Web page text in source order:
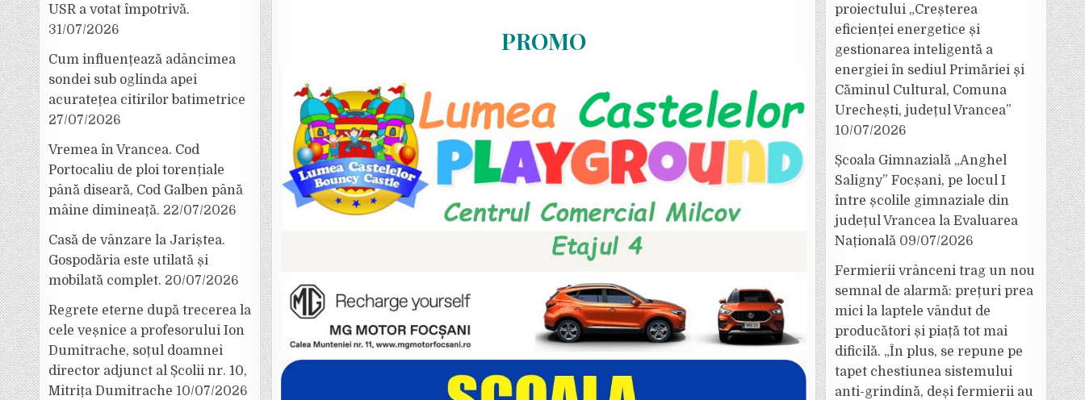
PROMO
USR a votat împotrivă.
31/07/2026
Cum influențează adâncimea
sondei sub oglinda apei
acuratețea citirilor batimetrice
27/07/2026
Vremea în Vrancea. Cod
Portocaliu de ploi torențiale
până diseară, Cod Galben până
mâine dimineață. 22/07/2026
Casă de vânzare la Jariștea.
Gospodăria este utilată și
mobilată complet. 20/07/2026
Regrete eterne după trecerea la
cele veșnice a profesorului Ion
Dumitrache, soțul doamnei
director adjunct al Școlii nr. 10,
Mitrița Dumitrache 10/07/2026
proiectului „Creșterea
eficienței energetice și
gestionarea inteligentă a
energiei în sediul Primăriei și
Căminul Cultural, Comuna
Urechești, județul Vrancea”
10/07/2026
Școala Gimnazială „Anghel
Saligny” Focșani, pe locul I
între școlile gimnaziale din
județul Vrancea la Evaluarea
Națională 09/07/2026
Fermierii vrânceni trag un nou
semnal de alarmă: prețuri prea
mici la laptele vândut de
producători și piață tot mai
dificilă. „În plus, se repune pe
tapet chestiunea sistemului
anti-grindină, deși fermierii au